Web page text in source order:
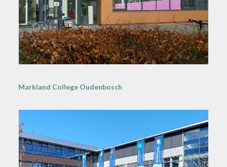
Markland College Oudenbosch